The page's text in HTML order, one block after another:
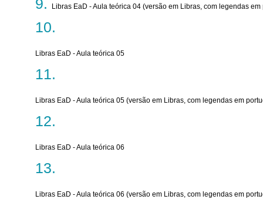
Libras EaD - Aula teórica 04 (versão em Libras, com legendas em
Libras EaD - Aula teórica 05
Libras EaD - Aula teórica 05 (versão em Libras, com legendas em
Libras EaD - Aula teórica 06
Libras EaD - Aula teórica 06 (versão em Libras, com legendas em